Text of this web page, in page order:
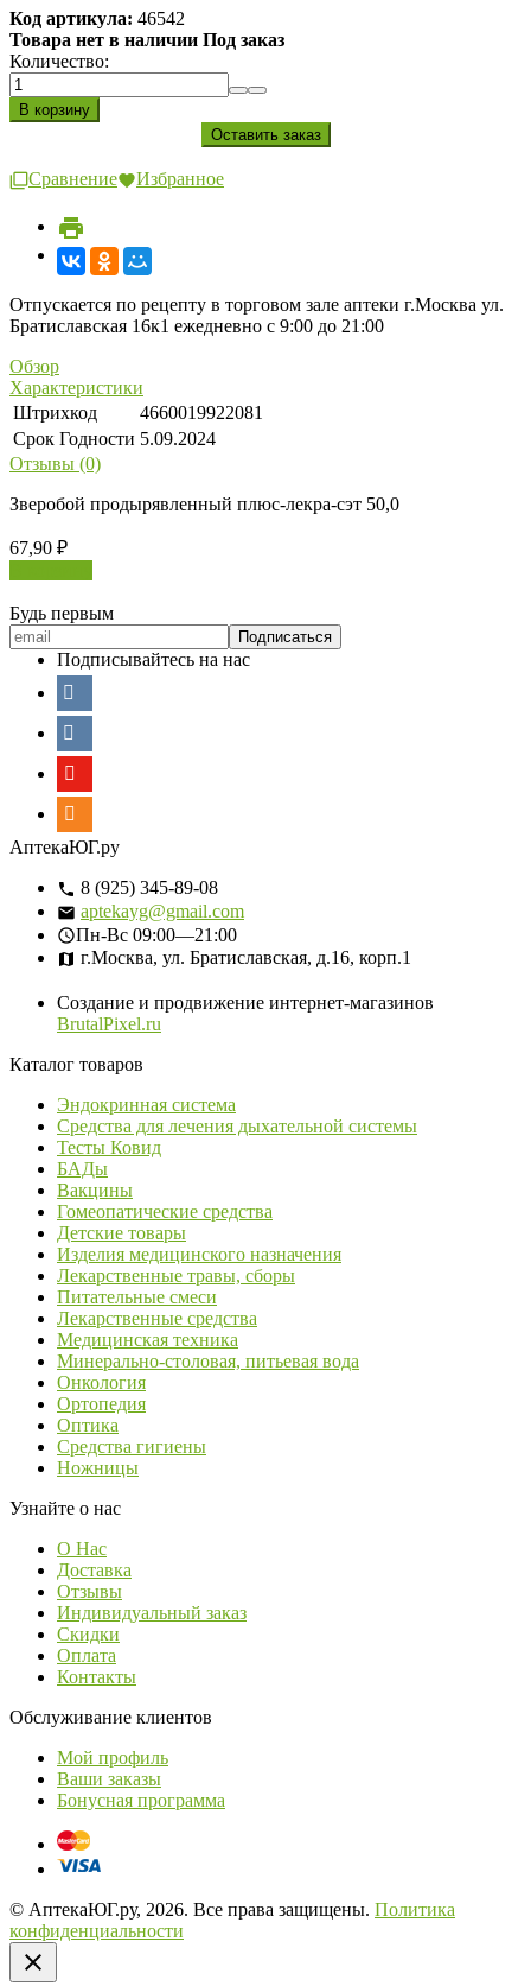
Код артикула: 46542
Товара нет в наличии Под заказ
Количество:
Сравнение Избранное
Отпускается по рецепту в торговом зале аптеки г.Москва ул.
Братиславская 16к1 ежедневно с 9:00 до 21:00
Обзор
Характеристики
Штрихкод
4660019922081
Срок Годности 5.09.2024
Отзывы (0)
Зверобой продырявленный плюс-лекра-сэт 50,0
67,90 ₽
Будь первым
Подписывайтесь на нас
АптекаЮГ.ру
8 (925) 345-89-08
aptekayg@gmail.com
Пн-Вс 09:00—21:00
г.Москва, ул. Братиславская, д.16, корп.1
Создание и продвижение интернет-магазинов
BrutalPixel.ru
Каталог товаров
Эндокринная система
Средства для лечения дыхательной системы
Тесты Ковид
БАДы
Вакцины
Гомеопатические средства
Детские товары
Изделия медицинского назначения
Лекарственные травы, сборы
Питательные смеси
Лекарственные средства
Медицинская техника
Минерально-столовая, питьевая вода
Онкология
Ортопедия
Оптика
Средства гигиены
Ножницы
Узнайте о нас
О Нас
Доставка
Отзывы
Индивидуальный заказ
Скидки
Оплата
Контакты
Обслуживание клиентов
Мой профиль
Ваши заказы
Бонусная программа
© АптекаЮГ.ру, 2026. Все права защищены. Политика
конфиденциальности